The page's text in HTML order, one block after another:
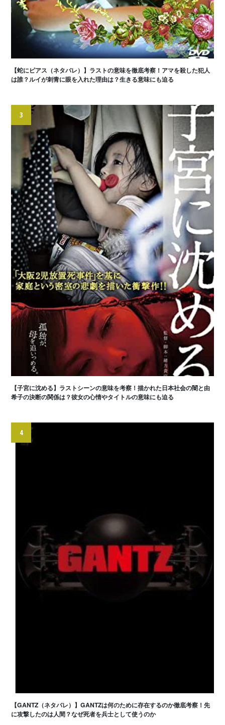
【蛇にピアス（ネタバレ）】ラストの意味を徹底考察！アマを殺した犯人
は誰？ルイが刺青に眼を入れた理由は？生きる意味にも迫る
3
【子宮に沈める】ラストシーンの意味を考察！描かれた日本社会の闇と由
希子の決断の関係は？彼女の心情やタイトルの意味にも迫る
4
【GANTZ（ネタバレ）】GANTZは何のために存在するのか徹底考察！先
に攻撃したのは人間？なぜ死者を兵士として使うのか